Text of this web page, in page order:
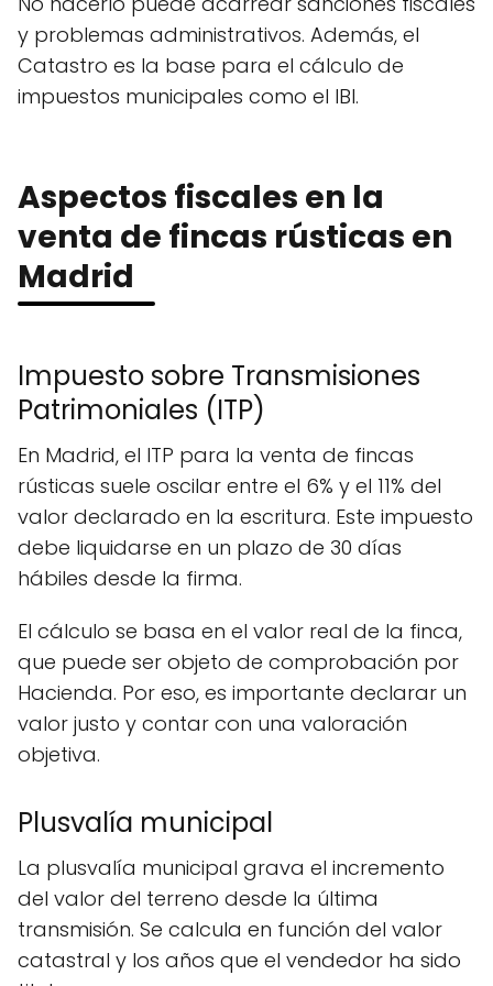
y problemas administrativos. Además, el
Catastro es la base para el cálculo de
impuestos municipales como el IBI.
Aspectos fiscales en la
venta de fincas rústicas en
Madrid
Impuesto sobre Transmisiones
Patrimoniales (ITP)
En Madrid, el ITP para la venta de fincas
rústicas suele oscilar entre el 6% y el 11% del
valor declarado en la escritura. Este impuesto
debe liquidarse en un plazo de 30 días
hábiles desde la firma.
El cálculo se basa en el valor real de la finca,
que puede ser objeto de comprobación por
Hacienda. Por eso, es importante declarar un
valor justo y contar con una valoración
objetiva.
Plusvalía municipal
La plusvalía municipal grava el incremento
del valor del terreno desde la última
transmisión. Se calcula en función del valor
catastral y los años que el vendedor ha sido